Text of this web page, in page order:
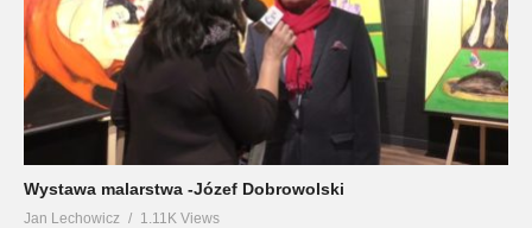
Wystawa malarstwa -Józef Dobrowolski
Jan Lechowicz 1.11K Views